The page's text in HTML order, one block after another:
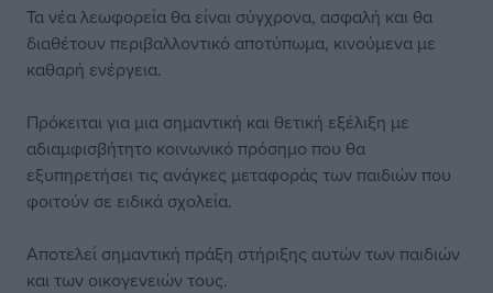
Τα νέα λεωφορεία θα είναι σύγχρονα, ασφαλή και θα
διαθέτουν περιβαλλοντικό αποτύπωμα, κινούμενα με
καθαρή ενέργεια.
Πρόκειται για μια σημαντική και θετική εξέλιξη με
αδιαμφισβήτητο κοινωνικό πρόσημο που θα
εξυπηρετήσει τις ανάγκες μεταφοράς των παιδιών που
φοιτούν σε ειδικά σχολεία.
Αποτελεί σημαντική πράξη στήριξης αυτών των παιδιών
και των οικογενειών τους.